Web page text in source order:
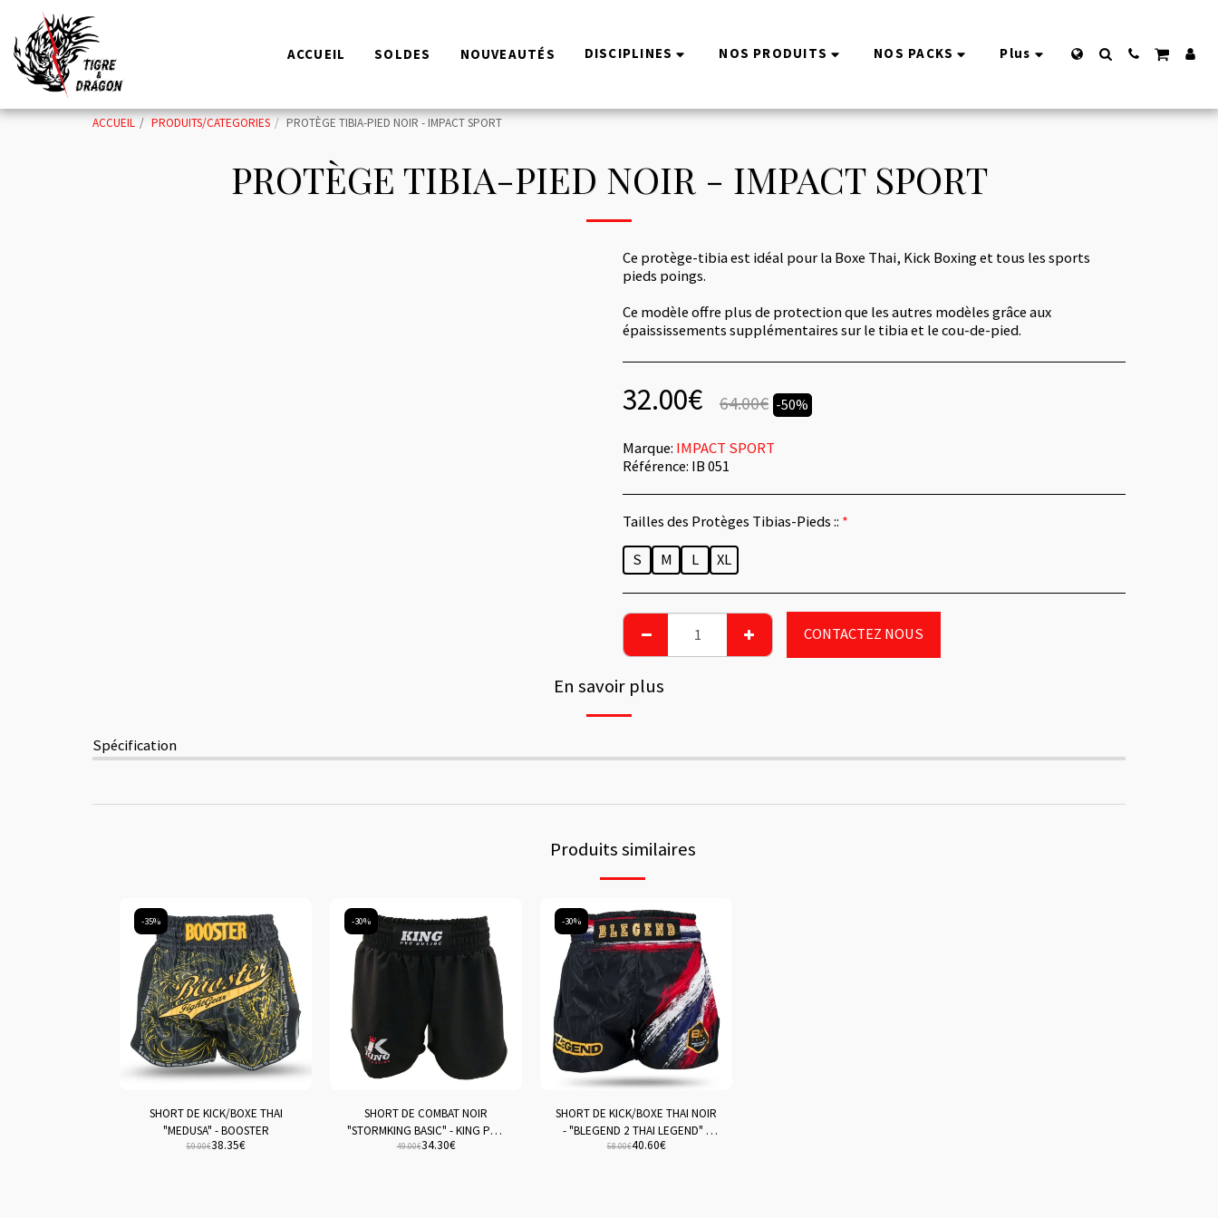
ACCUEIL SOLDES NOUVEAUTÉS DISCIPLINES NOS PRODUITS NOS PACKS Plus
ACCUEIL PRODUITS/CATEGORIES PROTÈGE TIBIA-PIED NOIR - IMPACT SPORT
PROTÈGE TIBIA-PIED NOIR - IMPACT SPORT
Ce protège-tibia est idéal pour la Boxe Thai, Kick Boxing et tous les sports
pieds poings.
Ce modèle offre plus de protection que les autres modèles grâce aux
épaississements supplémentaires sur le tibia et le cou-de-pied.
32.00€ 64.00€ -50%
Marque: IMPACT SPORT
Référence: IB 051
Tailles des Protèges Tibias-Pieds :: *
S
M L XL
CONTACTEZ NOUS
En savoir plus
Spécification
Produits similaires
-35%
SHORT DE KICK/BOXE THAI
"MEDUSA" - BOOSTER
59.00€38.35€
-30%
SHORT DE COMBAT NOIR
"STORMKING BASIC" - KING PRO
BOXING
49.00€34.30€
-30%
SHORT DE KICK/BOXE THAI NOIR
- "BLEGEND 2 THAI LEGEND" -
BLEGEND
58.00€40.60€